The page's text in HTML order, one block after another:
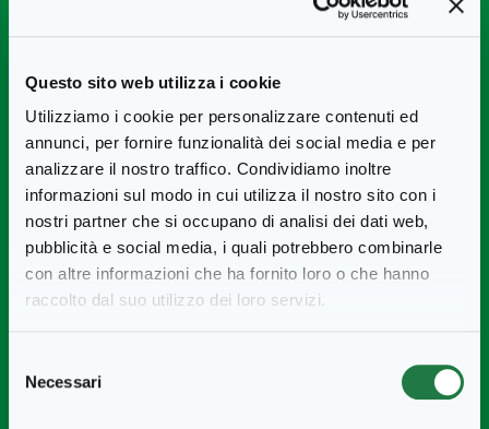
Questo sito web utilizza i cookie
Utilizziamo i cookie per personalizzare contenuti ed
annunci, per fornire funzionalità dei social media e per
analizzare il nostro traffico. Condividiamo inoltre
informazioni sul modo in cui utilizza il nostro sito con i
nostri partner che si occupano di analisi dei dati web,
pubblicità e social media, i quali potrebbero combinarle
con altre informazioni che ha fornito loro o che hanno
raccolto dal suo utilizzo dei loro servizi.
delNecessari
Preparazione
In una ciotola mettete l’insalata verdeben lavata. A parte
grigliate lefette di pollosu una piastra caldissima, quindi
mettetele da parte. Lavate i pomodorinie tagliateli a metà,
quindi disponeteli sull’insalata insieme ai cetrioli tagliati a
rondelle, il pollo sfilacciatocon le mani e ipomodori confit
Completate con ilDressing alle erbettee servite subito.
Ricetta realizzata dalla bloggercolcavolo.it